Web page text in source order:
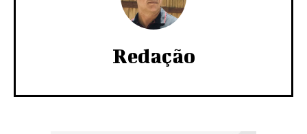
Redação